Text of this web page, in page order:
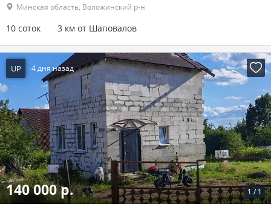
Минская область, Воложинский р-н
10 соток 3 км от Шаповалов
UP 4 дня назад
1 / 1
140 000 р.